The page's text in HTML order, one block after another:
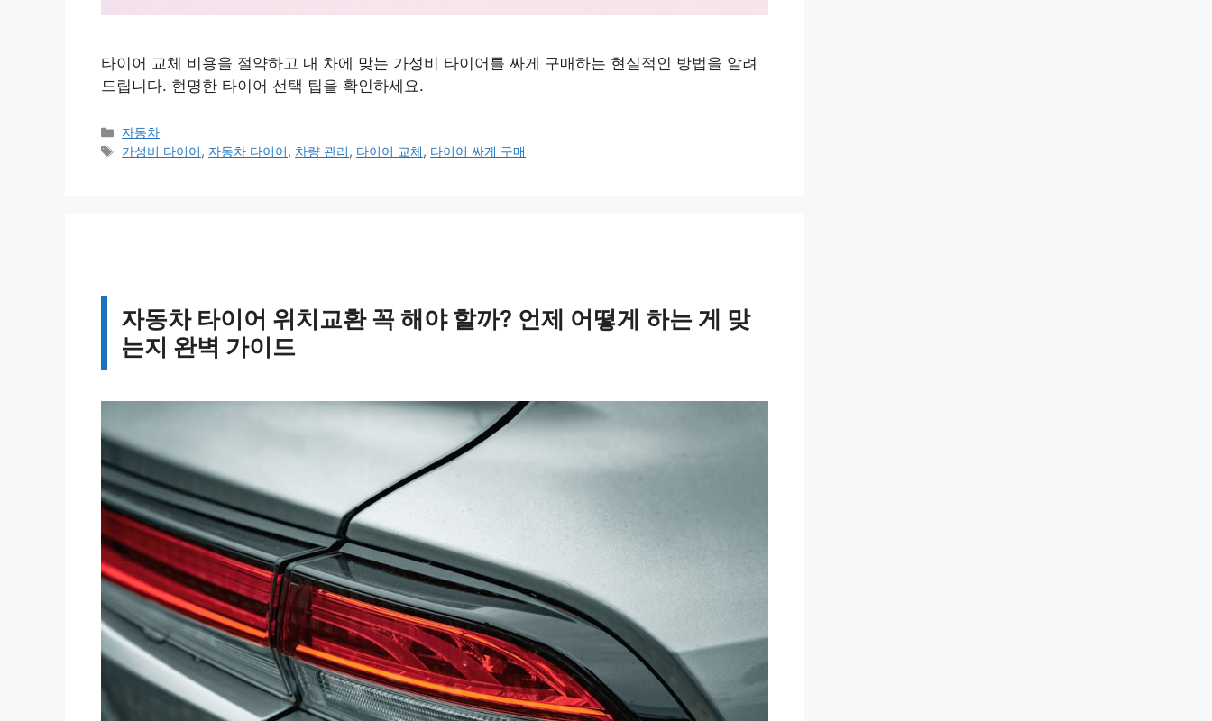
타이어 교체 비용을 절약하고 내 차에 맞는 가성비 타이어를 싸게 구매하는 현실적인 방법을 알려
드립니다. 현명한 타이어 선택 팁을 확인하세요.
카
테
자동차
태
가성비 타이어, 자동차 타이어, 차량 관리, 타이어 교체, 타이어 싸게 구매
자동차 타이어 위치교환 꼭 해야 할까? 언제 어떻게 하는 게 맞
는지 완벽 가이드